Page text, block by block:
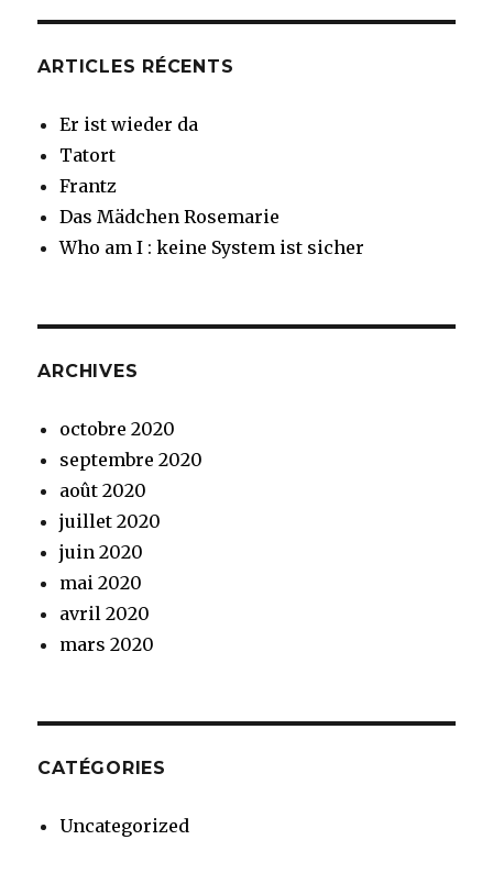
ARTICLES RÉCENTS
Er ist wieder da
Tatort
Frantz
Das Mädchen Rosemarie
Who am I : keine System ist sicher
ARCHIVES
octobre 2020
septembre 2020
août 2020
juillet 2020
juin 2020
mai 2020
avril 2020
mars 2020
CATÉGORIES
Uncategorized